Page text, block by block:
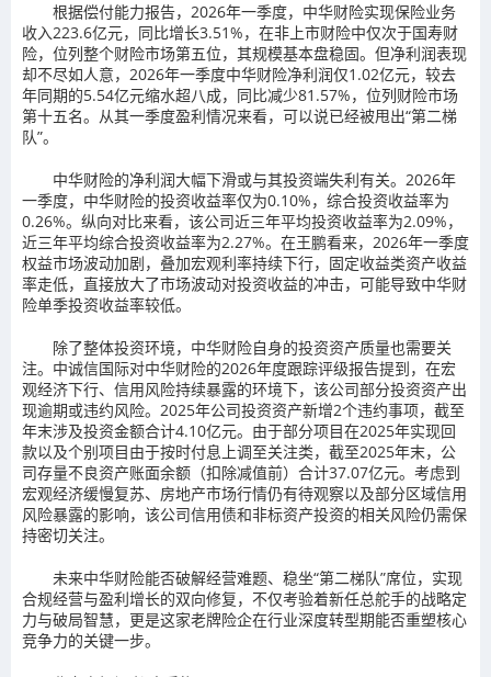
根据偿付能力报告，2026年一季度，中华财险实现保险业务
收入223.6亿元，同比增长3.51%，在非上市财险中仅次于国寿财
险，位列整个财险市场第五位，其规模基本盘稳固。但净利润表现
却不尽如人意，2026年一季度中华财险净利润仅1.02亿元，较去
年同期的5.54亿元缩水超八成，同比减少81.57%，位列财险市场
第十五名。从其一季度盈利情况来看，可以说已经被甩出“第二梯
队”。
中华财险的净利润大幅下滑或与其投资端失利有关。2026年
一季度，中华财险的投资收益率仅为0.10%，综合投资收益率为
0.26%。纵向对比来看，该公司近三年平均投资收益率为2.09%，
近三年平均综合投资收益率为2.27%。在王鹏看来，2026年一季度
权益市场波动加剧，叠加宏观利率持续下行，固定收益类资产收益
率走低，直接放大了市场波动对投资收益的冲击，可能导致中华财
险单季投资收益率较低。
除了整体投资环境，中华财险自身的投资资产质量也需要关
注。中诚信国际对中华财险的2026年度跟踪评级报告提到，在宏
观经济下行、信用风险持续暴露的环境下，该公司部分投资资产出
现逾期或违约风险。2025年公司投资资产新增2个违约事项，截至
年末涉及投资金额合计4.10亿元。由于部分项目在2025年实现回
款以及个别项目由于按时付息上调至关注类，截至2025年末，公
司存量不良资产账面余额（扣除减值前）合计37.07亿元。考虑到
宏观经济缓慢复苏、房地产市场行情仍有待观察以及部分区域信用
风险暴露的影响，该公司信用债和非标资产投资的相关风险仍需保
持密切关注。
未来中华财险能否破解经营难题、稳坐“第二梯队”席位，实现
合规经营与盈利增长的双向修复，不仅考验着新任总舵手的战略定
力与破局智慧，更是这家老牌险企在行业深度转型期能否重塑核心
竞争力的关键一步。